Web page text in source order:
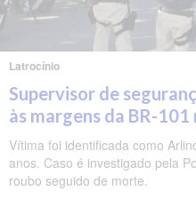
Latrocínio
Supervisor de
às margens da BR-
Vítima foi identificada como
anos. Caso é investigado pela
roubo seguido de morte.